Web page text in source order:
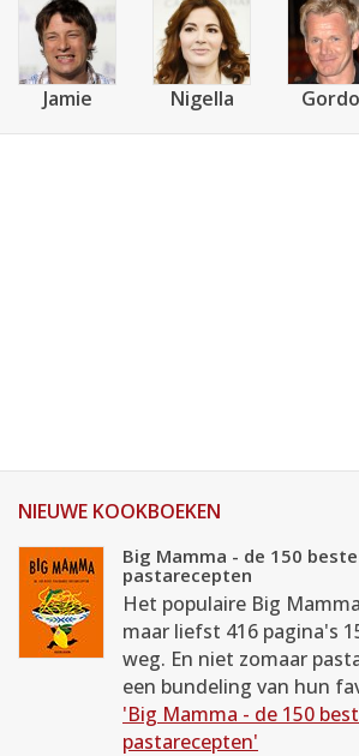
Jamie Nigella
NIEUWE KOOKBOEKEN
Big Mamma - de 150
pastarecepten
Het populaire Big
maar liefst 416 pagina's
weg. En niet zomaar
een bundeling van hun
'Big Mamma - de 150
pastarecepten'